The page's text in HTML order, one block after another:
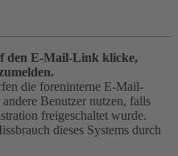
den E-Mail-Link klicke,
die foreninterne E-Mail-
Benutzer nutzen, falls
freigeschaltet wurde.
dieses Systems durch